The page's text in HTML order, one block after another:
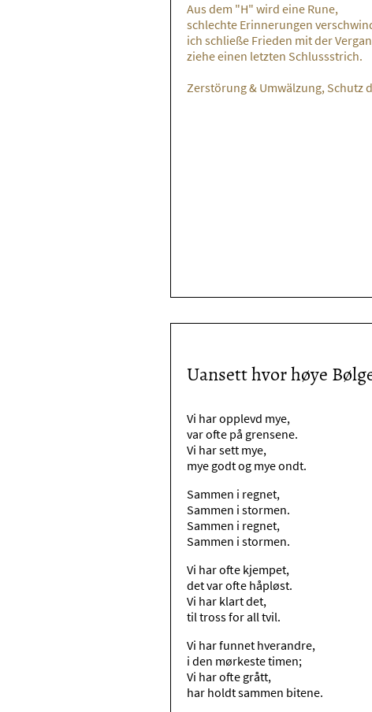
Aus dem "H" wird eine Rune,
schlechte Erinnerungen
ich schließe Frieden mit der
ziehe einen letzten Schlussstrich.
Zerstörung & Umwälzung, Schutz
Uansett hvor høye
Vi har opplevd mye,
var ofte på grensene.
Vi har sett mye,
mye godt og mye ondt.
Sammen i regnet,
Sammen i stormen.
Sammen i regnet,
Sammen i stormen.
Vi har ofte kjempet,
det var ofte håpløst.
Vi har klart det,
til tross for all tvil.
Vi har funnet hverandre,
i den mørkeste timen;
Vi har ofte grått,
har holdt sammen bitene.